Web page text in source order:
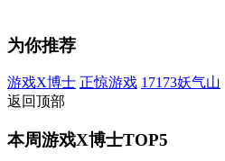
为你推荐
游戏X博士 正惊游戏 17173妖气山
返回顶部
本周游戏X博士TOP5